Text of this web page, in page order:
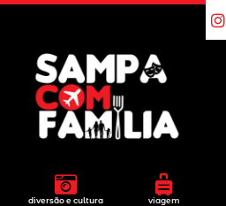
diversão e cultura viagem